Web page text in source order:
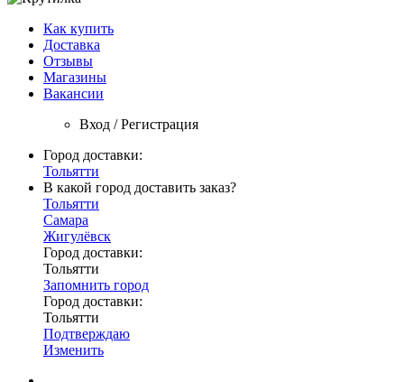
Как купить
Доставка
Отзывы
Магазины
Вакансии
Вход / Регистрация
Город доставки:
Тольятти
В какой город доставить заказ?
Тольятти
Самара
Жигулёвск
Город доставки:
Тольятти
Запомнить город
Город доставки:
Тольятти
Подтверждаю
Изменить